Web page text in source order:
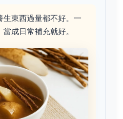
生東西過量都不好。一
成日常補充就好。